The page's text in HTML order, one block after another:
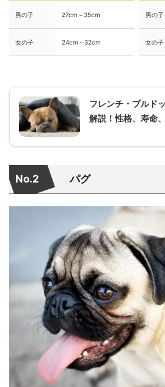
男の子 27cm～35cm
女の子 24cm～32cm
男の子
女の子
フレンチ・ブルド
解説！性格、寿命
No.2 パグ